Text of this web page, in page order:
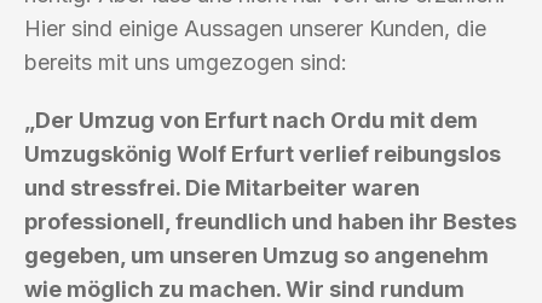
Hier sind einige Aussagen unserer Kunden, die
bereits mit uns umgezogen sind:
„Der Umzug von Erfurt nach Ordu mit dem
Umzugskönig Wolf Erfurt verlief reibungslos
und stressfrei. Die Mitarbeiter waren
professionell, freundlich und haben ihr Bestes
gegeben, um unseren Umzug so angenehm
wie möglich zu machen. Wir sind rundum